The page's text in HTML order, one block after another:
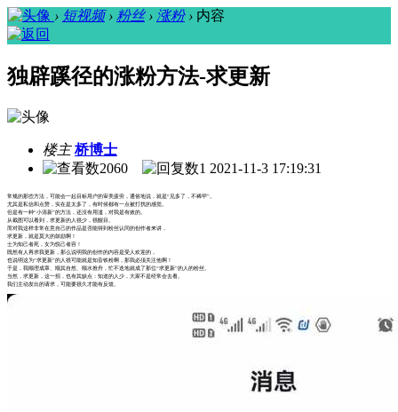
› 短视频 › 粉丝 › 涨粉 › 内容
独辟蹊径的涨粉方法-求更新
楼主 桥博士
2060
1 2021-11-3 17:19:31
常规的那些方法，可能会一起目标用户的审美疲劳，通俗地说，就是“见多了，不稀罕”。
尤其是私信和点赞，实在是太多了，有时候都有一点被打扰的感觉。
但是有一种“小清新”的方法，还没有用滥，对我是有效的。
从截图可以看到，求更新的人很少，很醒目。
而对我这样非常在意自己的作品是否能得到粉丝认同的创作者来讲，
求更新，就是莫大的鼓励啊！
士为知己者死，女为悦己者容！
既然有人再求我更新，那么说明我的创作的内容是受人欢迎的，
也说明这为“求更新”的人很可能就是知音铁粉啊，那我必须关注他啊！
于是，我顺理成章、顺其自然、顺水推舟，忙不迭地就成了那位“求更新”的人的粉丝。
当然，求更新，这一招，也有其缺点：知道的人少，大家不是经常会去看。
我们主动发出的请求，可能要很久才能有反馈。